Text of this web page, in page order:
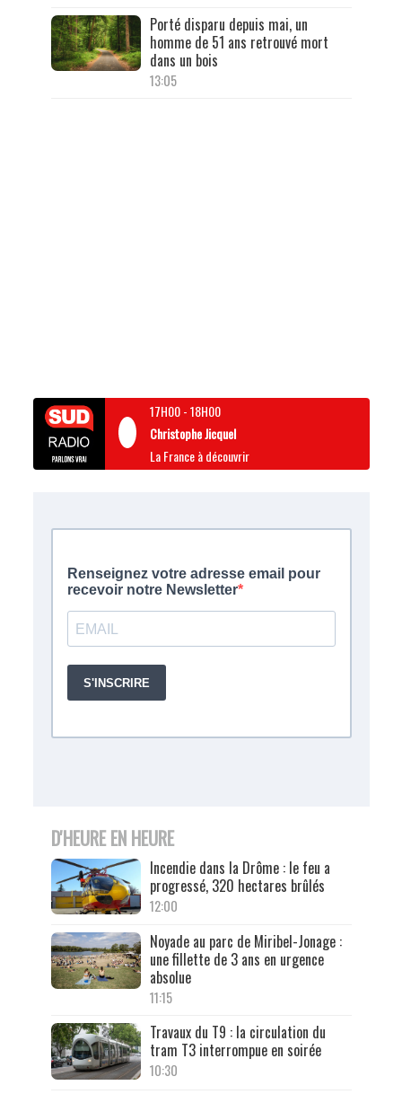
Porté disparu depuis mai, un
homme de 51 ans retrouvé mort
dans un bois
13:05
17H00-18H00
Christophe Jicquel
La France à découvrir
D'HEURE EN HEURE
Incendie dans la Drôme : le feu a
progressé, 320 hectares brûlés
12:00
Noyade au parc de Miribel-Jonage :
une fillette de 3 ans en urgence
absolue
11:15
Travaux du T9 : la circulation du
tram T3 interrompue en soirée
10:30